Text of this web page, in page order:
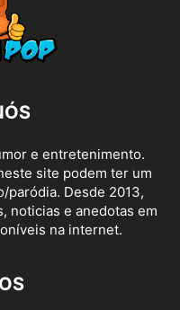
e entretenimento.
site podem ter um
Desde 2013,
noticias e anedotas em
na internet.